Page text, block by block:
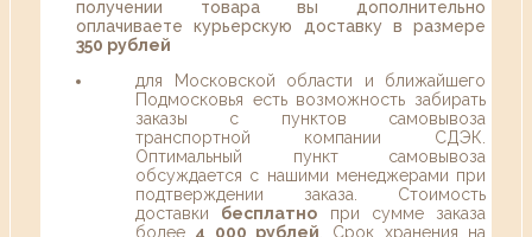
получении товара вы дополнительно
оплачиваете курьерскую доставку в размере
350 рублей
для Московской области и ближайшего
Подмосковья есть возможность забирать
заказы с пунктов самовывоза
транспортной компании СДЭК.
Оптимальный пункт самовывоза
обсуждается с нашими менеджерами при
подтверждении заказа. Стоимость
доставки бесплатно при сумме заказа
более 4 000 рублей . Срок хранения на